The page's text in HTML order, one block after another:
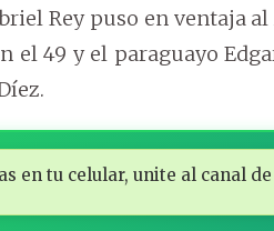
Rey puso en ventaja
el 49 y el paraguayo
en tu celular, unite al canal